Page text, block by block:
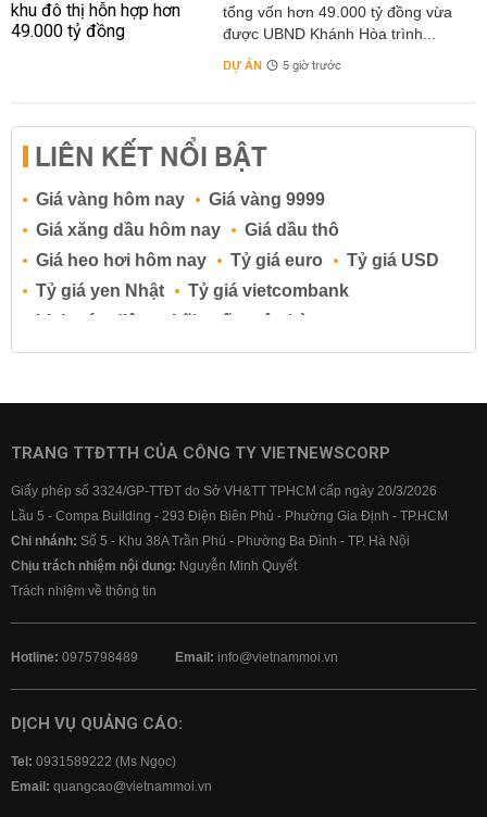
tổng vốn hơn 49.000 tỷ đồng vừa
được UBND Khánh Hòa trình...
DỰ ÁN 5 giờ trước
LIÊN KẾT NỔI BẬT
Giá vàng hôm nay
Giá vàng 9999
Giá xăng dầu hôm nay
Giá dầu thô
Giá heo hơi hôm nay
Tỷ giá euro
Tỷ giá USD
Tỷ giá yen Nhật
Tỷ giá vietcombank
Lịch cúp điện
Lãi suất ngân hàng
Lãi suất tiết kiệm
Lãi suất tiền gửi
Lãi suất ngân hàng BIDV
Lãi suất ngân hàng Vietcombank
TRANG TTĐTTH CỦA CÔNG TY VIETNEWSCORP
Giấy phép số 3324/GP-TTĐT do Sở VH&TT TPHCM cấp ngày 20/3/2026
Lầu 5 - Compa Building - 293 Điện Biên Phủ - Phường Gia Định - TP.HCM
Chi nhánh: Số 5 - Khu 38A Trần Phú - Phường Ba Đình - TP. Hà Nội
Chịu trách nhiệm nội dung: Nguyễn Minh Quyết
Trách nhiệm về thông tin
Hotline: 0975798489 Email: info@vietnammoi.vn
DỊCH VỤ QUẢNG CÁO:
Tel: 0931589222 (Ms Ngọc)
Email: quangcao@vietnammoi.vn